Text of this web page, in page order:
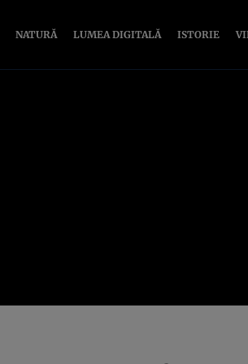
NATURĂ LUMEA DIGITALĂ ISTORIE